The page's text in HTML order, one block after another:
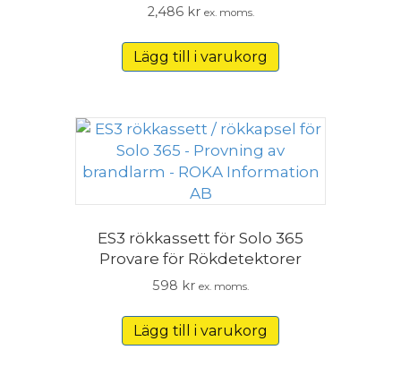
2,486 kr ex. moms.
Lägg till i varukorg
ES3 rökkassett för Solo 365
Provare för Rökdetektorer
598 kr ex. moms.
Lägg till i varukorg